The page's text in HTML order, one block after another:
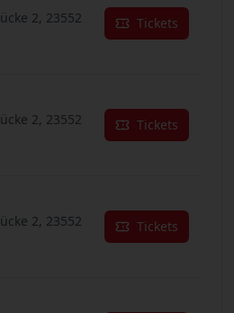
2, 23552
Tickets
2, 23552
Tickets
2, 23552
Tickets